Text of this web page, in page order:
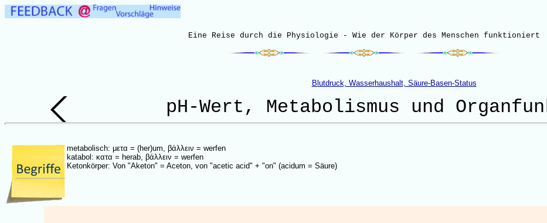
Eine Reise durch die Physiologie - Wie der Körper des Menschen funktioniert
Blutdruck, Wasserhaushalt, Säure-Basen-Status
pH-Wert, Metabolismus und
metabolisch: μετα = (her)um, βάλλειν = werfen
katabol: κατα = herab, βάλλειν = werfen
Ketonkörper: Von "Aketon" = Aceton, von "acetic acid" + "on" (acidum = Säure)